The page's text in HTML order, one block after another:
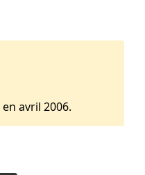
avril 2006.